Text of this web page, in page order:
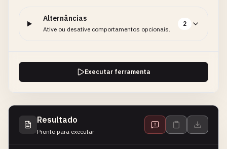
Alternâncias
Ative ou desative comportamentos opcionais.
2
Executar ferramenta
Resultado
Pronto para executar